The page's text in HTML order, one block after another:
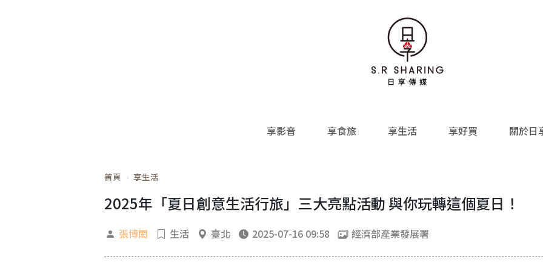
享影音 享食旅 享生活 享好買 關於日
首頁 享生活
2025年「夏日創意生活行旅」三大亮點活動 與你玩轉這個夏日！
張博閎 生活 臺北 2025-07-16 09:58 經濟部產業發展署